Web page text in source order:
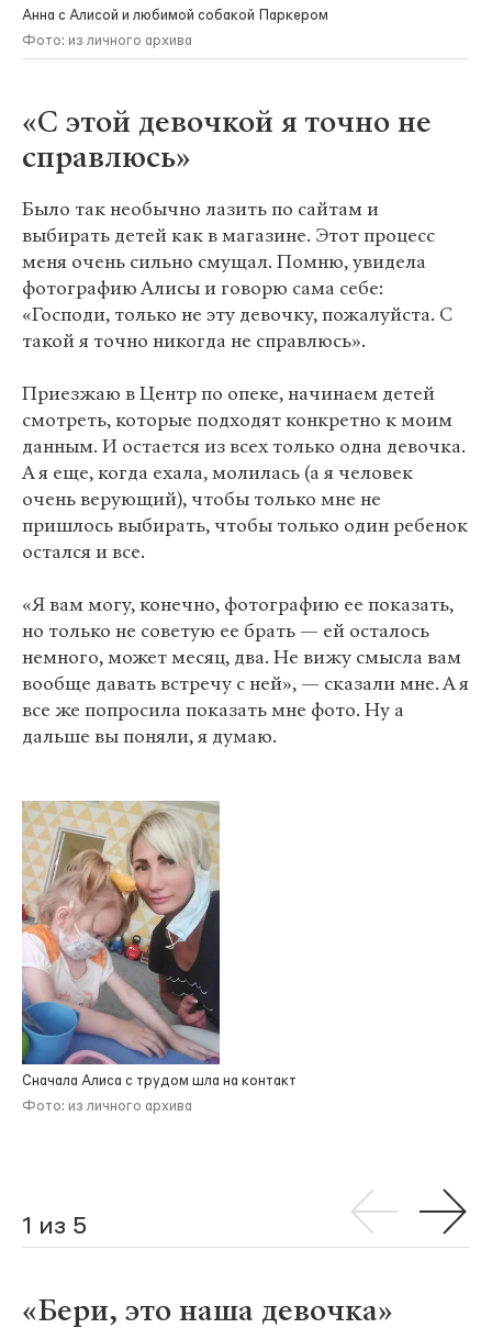
Анна с Алисой и любимой собакой Паркером
Фото: из личного архива
«С этой девочкой я точно не
справлюсь»
Было так необычно лазить по сайтам и
выбирать детей как в магазине. Этот процесс
меня очень сильно смущал. Помню, увидела
фотографию Алисы и говорю сама себе:
«Господи, только не эту девочку, пожалуйста. С
такой я точно никогда не справлюсь».
Приезжаю в Центр по опеке, начинаем детей
смотреть, которые подходят конкретно к моим
данным. И остается из всех только одна девочка.
А я еще, когда ехала, молилась (а я человек
очень верующий), чтобы только мне не
пришлось выбирать, чтобы только один ребенок
остался и все.
«Я вам могу, конечно, фотографию ее показать,
но только не советую ее брать — ей осталось
немного, может месяц, два. Не вижу смысла вам
вообще давать встречу с ней», — сказали мне. А я
все же попросила показать мне фото. Ну а
дальше вы поняли, я думаю.
Сначала Алиса с трудом шла на контакт
Фото: из личного архива
1 из 5
«Бери, это наша девочка»